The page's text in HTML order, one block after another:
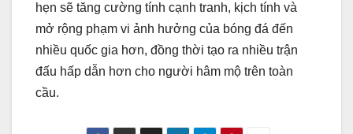
hẹn sẽ tăng cường tính cạnh tranh, kịch tính và
mở rộng phạm vi ảnh hưởng của bóng đá đến
nhiều quốc gia hơn, đồng thời tạo ra nhiều trận
đấu hấp dẫn hơn cho người hâm mộ trên toàn
cầu.